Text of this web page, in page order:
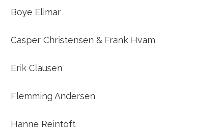
Boye Elimar
Casper Christensen & Frank Hvam
Erik Clausen
Flemming Andersen
Hanne Reintoft